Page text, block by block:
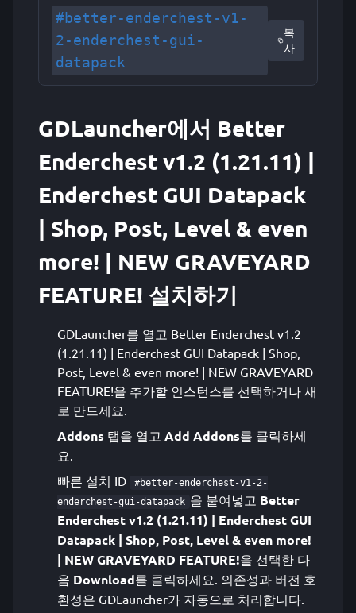
#better-enderchest-v1-
2-enderchest-gui-
datapack
복
사
GDLauncher에서 Better
Enderchest v1.2 (1.21.11) |
Enderchest GUI Datapack
| Shop, Post, Level & even
more! | NEW GRAVEYARD
FEATURE! 설치하기
GDLauncher를 열고 Better Enderchest v1.2
(1.21.11) | Enderchest GUI Datapack | Shop,
Post, Level & even more! | NEW GRAVEYARD
FEATURE!을 추가할 인스턴스를 선택하거나 새
로 만드세요.
Addons 탭을 열고 Add Addons를 클릭하세
요.
빠른 설치 ID
#better-enderchest-v1-2-
enderchest-gui-datapack 을 붙여넣고 Better
Enderchest v1.2 (1.21.11) | Enderchest GUI
Datapack | Shop, Post, Level & even more!
| NEW GRAVEYARD FEATURE!을 선택한 다
음 Download를 클릭하세요. 의존성과 버전 호
환성은 GDLauncher가 자동으로 처리합니다.